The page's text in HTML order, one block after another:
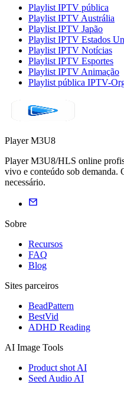
Playlist IPTV pública
Playlist IPTV Austrália
Playlist IPTV Japão
Playlist IPTV Estados
Playlist IPTV Notícias
Playlist IPTV Esportes
Playlist IPTV Animação
Playlist pública IPTV-
Player M3U8
Player M3U8/HLS online
vivo e conteúdo sob demanda.
necessário.
Sobre
Recursos
FAQ
Blog
Sites parceiros
BeadPattern
BestVid
ADHD Reading
AI Image Tools
Product shot AI
Seed Audio AI